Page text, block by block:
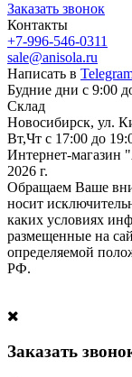
Заказать звонок
Контакты
+7-996-546-0311
sale@anisola.ru
Написать в
Будние дни с 9:00
Склад
Новосибирск, ул.
Вт,Чт с 17:00 до
Интернет-магазин
2026 г.
Обращаем Ваше
носит
каких условиях
размещенные на
определяемой
РФ.
Заказать